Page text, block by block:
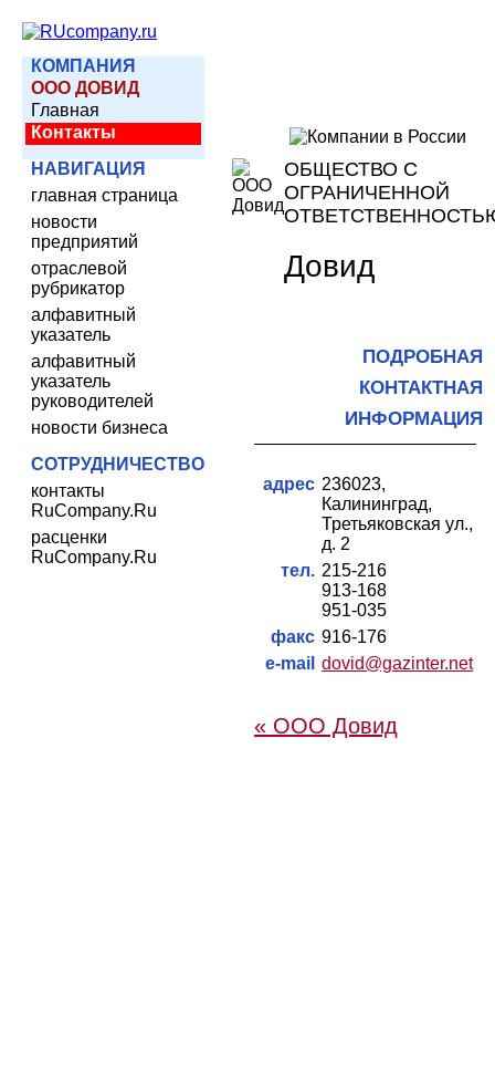
КОМПАНИЯ
ООО ДОВИД
Главная
Контакты
НАВИГАЦИЯ
главная страница
новости
предприятий
отраслевой
рубрикатор
алфавитный
указатель
алфавитный
указатель
руководителей
новости бизнеса
СОТРУДНИЧЕСТВО
контакты
RuCompany.Ru
расценки
RuCompany.Ru
ОБЩЕСТВО С
ОГРАНИЧЕННОЙ
Довид
ПОДРОБНАЯ
КОНТАКТНАЯ
ИНФОРМАЦИЯ
адрес 236023,
Калининград,
Третьяковская ул.,
д. 2
тел. 215-216
913-168
951-035
факс 916-176
e-mail dovid@gazinter.net
« ООО Довид